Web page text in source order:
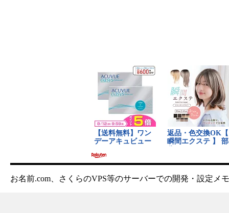
お名前.com、さくらのVPS等のサーバーでの開発・設定メモ